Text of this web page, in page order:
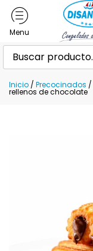
Inicio / Precocinados /
rellenos de chocolate